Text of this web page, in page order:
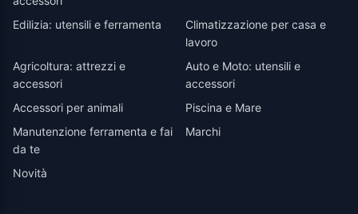
Edilizia: utensili e ferramenta
Climatizzazione per casa e
lavoro
Agricoltura: attrezzi e
accessori
Auto e Moto: utensili e
accessori
Accessori per animali
Piscina e Mare
Manutenzione ferramenta e fai
da te
Marchi
Novità